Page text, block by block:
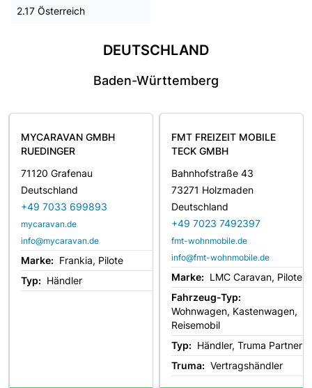
2.17 Österreich
DEUTSCHLAND
Baden-Württemberg
MYCARAVAN GMBH
RUEDINGER
71120 Grafenau
Deutschland
+49 7033 699893
mycaravan.de
info@mycaravan.de
Marke: Frankia, Pilote
Typ: Händler
FMT FREIZEIT MOBILE
TECK GMBH
Bahnhofstraße 43
73271 Holzmaden
Deutschland
+49 7023 7492397
fmt-wohnmobile.de
info@fmt-wohnmobile.de
Marke: LMC Caravan, Pilote
Fahrzeug-Typ:
Wohnwagen, Kastenwagen,
Reisemobil
Typ: Händler, Truma Partner
Truma: Vertragshändler